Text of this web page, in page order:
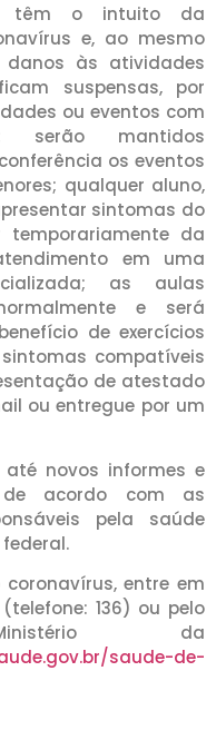
têm o intuito da
e, ao mesmo
às atividades
suspensas, por
ou eventos com
serão mantidos
os eventos
qualquer aluno,
sintomas do
temporariamente da
em uma
as aulas
e será
de exercícios
compatíveis
de atestado
ou entregue por um
novos informes e
de acordo com as
pela saúde
entre em
136) ou pelo
da
saude-de-